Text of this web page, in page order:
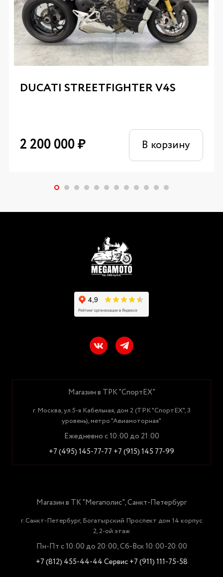
DUCATI STREETFIGHTER V4S
2 200 000₽ В корзину
Магазин в ТРК "СпортЕХ"
г. Москва, ул.5-я Кабельная, дом 2 (ТРК "СпортЕХ", 3
уровень), метро "Авиамоторная"
Ежедневно с 10:00 до 21:00
+7 (495) 145-77-77 +7 (915) 145 77-99
Магазин в ТК "Мегаполис", Санкт-Петербург
г. Санкт-Петербург, Богатырский Проспект дом 14 корпус
2, 2-ой этаж
Пн-Пт с 10:00 до 20:00, Сб-Вск 10:00-20:00
+7 (812) 455-44-44Сервис +7 (911) 111-75-58